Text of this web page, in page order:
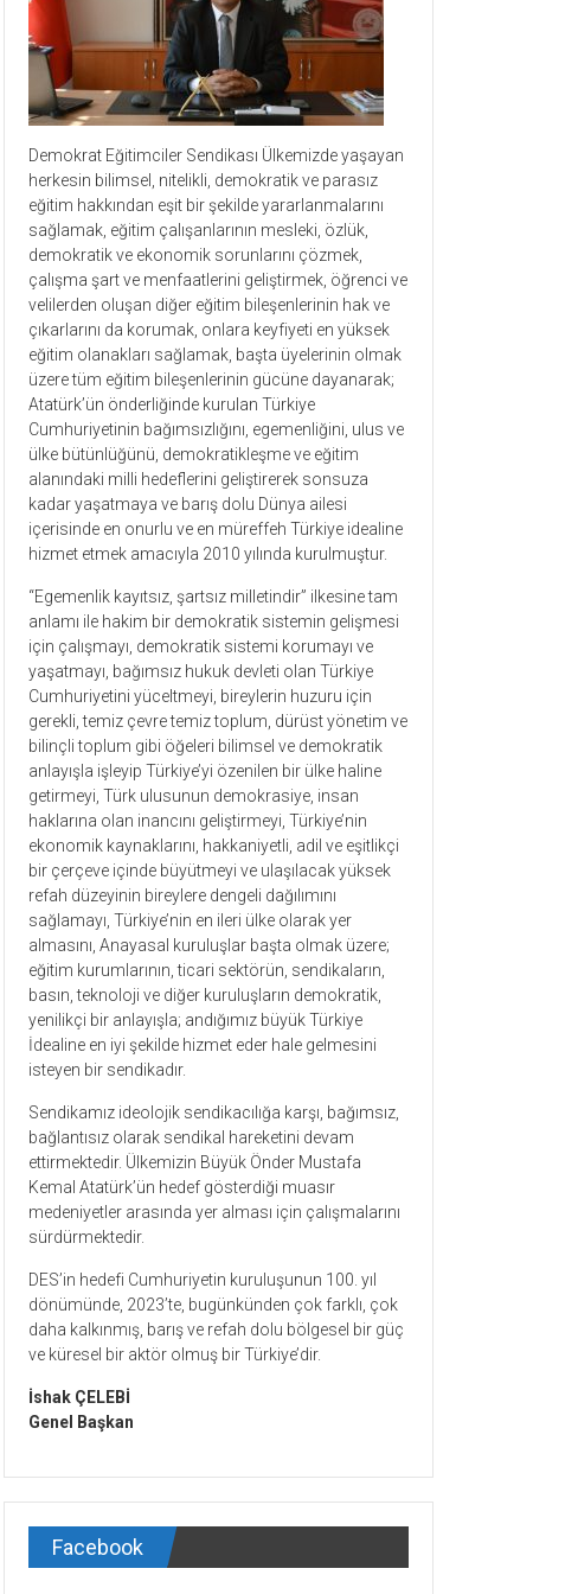
Demokrat Eğitimciler Sendikası Ülkemizde yaşayan
herkesin bilimsel, nitelikli, demokratik ve parasız
eğitim hakkından eşit bir şekilde yararlanmalarını
sağlamak, eğitim çalışanlarının mesleki, özlük,
demokratik ve ekonomik sorunlarını çözmek,
çalışma şart ve menfaatlerini geliştirmek, öğrenci ve
velilerden oluşan diğer eğitim bileşenlerinin hak ve
çıkarlarını da korumak, onlara keyfiyeti en yüksek
eğitim olanakları sağlamak, başta üyelerinin olmak
üzere tüm eğitim bileşenlerinin gücüne dayanarak;
Atatürk’ün önderliğinde kurulan Türkiye
Cumhuriyetinin bağımsızlığını, egemenliğini, ulus ve
ülke bütünlüğünü, demokratikleşme ve eğitim
alanındaki milli hedeflerini geliştirerek sonsuza
kadar yaşatmaya ve barış dolu Dünya ailesi
içerisinde en onurlu ve en müreffeh Türkiye idealine
hizmet etmek amacıyla 2010 yılında kurulmuştur.
“Egemenlik kayıtsız, şartsız milletindir” ilkesine tam
anlamı ile hakim bir demokratik sistemin gelişmesi
için çalışmayı, demokratik sistemi korumayı ve
yaşatmayı, bağımsız hukuk devleti olan Türkiye
Cumhuriyetini yüceltmeyi, bireylerin huzuru için
gerekli, temiz çevre temiz toplum, dürüst yönetim ve
bilinçli toplum gibi öğeleri bilimsel ve demokratik
anlayışla işleyip Türkiye’yi özenilen bir ülke haline
getirmeyi, Türk ulusunun demokrasiye, insan
haklarına olan inancını geliştirmeyi, Türkiye’nin
ekonomik kaynaklarını, hakkaniyetli, adil ve eşitlikçi
bir çerçeve içinde büyütmeyi ve ulaşılacak yüksek
refah düzeyinin bireylere dengeli dağılımını
sağlamayı, Türkiye’nin en ileri ülke olarak yer
almasını, Anayasal kuruluşlar başta olmak üzere;
eğitim kurumlarının, ticari sektörün, sendikaların,
basın, teknoloji ve diğer kuruluşların demokratik,
yenilikçi bir anlayışla; andığımız büyük Türkiye
İdealine en iyi şekilde hizmet eder hale gelmesini
isteyen bir sendikadır.
Sendikamız ideolojik sendikacılığa karşı, bağımsız,
bağlantısız olarak sendikal hareketini devam
ettirmektedir. Ülkemizin Büyük Önder Mustafa
Kemal Atatürk’ün hedef gösterdiği muasır
medeniyetler arasında yer alması için çalışmalarını
sürdürmektedir.
DES’in hedefi Cumhuriyetin kuruluşunun 100. yıl
dönümünde, 2023’te, bugünkünden çok farklı, çok
daha kalkınmış, barış ve refah dolu bölgesel bir güç
ve küresel bir aktör olmuş bir Türkiye’dir.
İshak ÇELEBİ
Genel Başkan
Facebook